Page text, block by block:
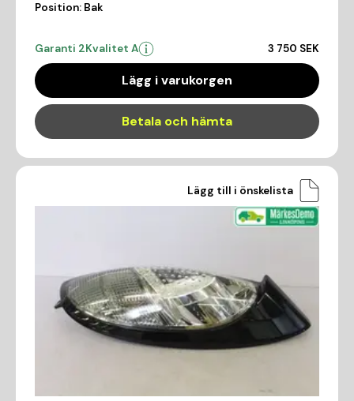
Position: Bak
Garanti 2Kvalitet A 3 750 SEK
Lägg i varukorgen
Betala och hämta
Lägg till i önskelista